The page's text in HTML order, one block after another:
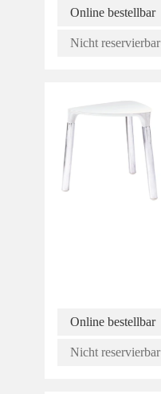
Online bestellbar
Nicht reservierbar
Online bestellbar
Nicht reservierbar